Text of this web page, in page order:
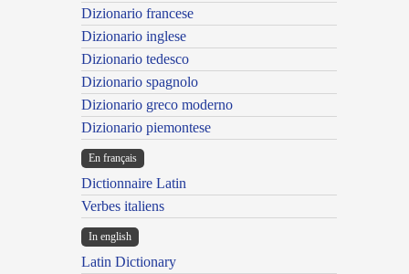
Dizionario francese
Dizionario inglese
Dizionario tedesco
Dizionario spagnolo
Dizionario greco moderno
Dizionario piemontese
En français
Dictionnaire Latin
Verbes italiens
In english
Latin Dictionary